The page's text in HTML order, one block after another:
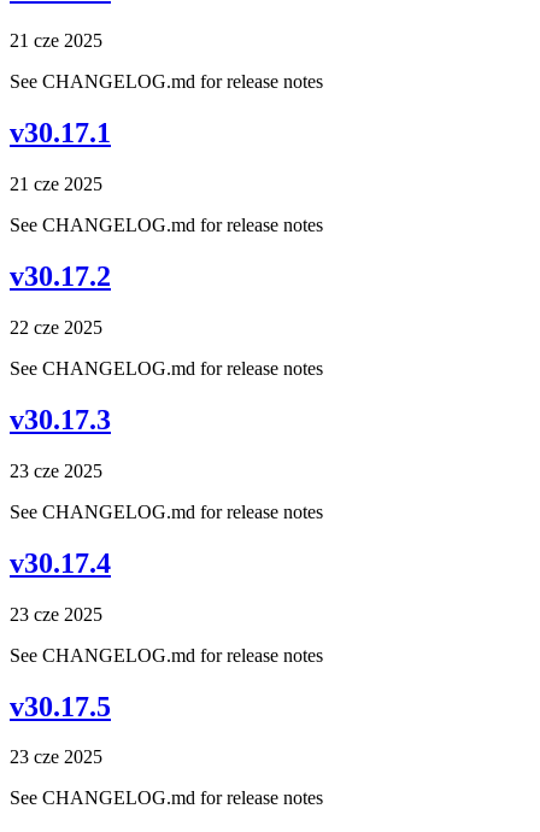
21 cze 2025
See CHANGELOG.md for release notes
v30.17.1
21 cze 2025
See CHANGELOG.md for release notes
v30.17.2
22 cze 2025
See CHANGELOG.md for release notes
v30.17.3
23 cze 2025
See CHANGELOG.md for release notes
v30.17.4
23 cze 2025
See CHANGELOG.md for release notes
v30.17.5
23 cze 2025
See CHANGELOG.md for release notes